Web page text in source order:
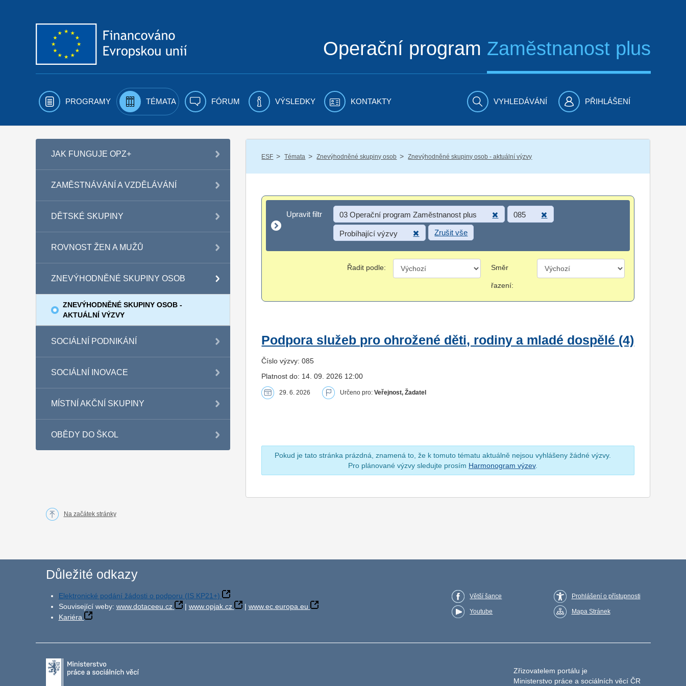
Operační program Zaměstnanost plus
PROGRAMY TÉMATA FÓRUM VÝSLEDKY KONTAKTY VYHLEDÁVÁNÍ PŘIHLÁŠENÍ
JAK FUNGUJE OPZ+
ZAMĚSTNÁVÁNÍ A VZDĚLÁVÁNÍ
DĚTSKÉ SKUPINY
ROVNOST ŽEN A MUŽŮ
ZNEVÝHODNĚNÉ SKUPINY OSOB
ZNEVÝHODNĚNÉ SKUPINY OSOB -
AKTUÁLNÍ VÝZVY
SOCIÁLNÍ PODNIKÁNÍ
SOCIÁLNÍ INOVACE
MÍSTNÍ AKČNÍ SKUPINY
OBĚDY DO ŠKOL
ESF / Témata / Znevýhodněné skupiny osob / Znevýhodněné skupiny osob - aktuální výzvy
Upravit filtr
Upravit filtr 03 Operační program Zaměstnanost plus 085
Probíhající výzvy Zrušit vše
Řadit podle: Směr
řazení:
Podpora služeb pro ohrožené děti, rodiny a mladé dospělé (4)
Číslo výzvy: 085
Platnost do: 14. 09. 2026 12:00
29. 6. 2026 Určeno pro:Veřejnost, Žadatel
Pokud je tato stránka prázdná, znamená to, že k tomuto tématu aktuálně nejsou vyhlášeny žádné výzvy.
Pro plánované výzvy sledujte prosím Harmonogram výzev.
Na začátek stránky
Důležité odkazy
Elektronické podání žádosti o podporu (IS KP21+)
Související weby: www.dotaceeu.cz | www.opjak.cz | www.ec.europa.eu
Kariéra
Větší šance
Youtube
Prohlášení o přístupnosti
Mapa Stránek
Zřizovatelem portálu je
Ministerstvo práce a sociálních věcí ČR